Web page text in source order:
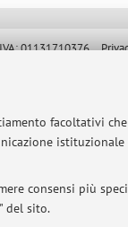
facoltativi
consensi più
del sito.
01131710376